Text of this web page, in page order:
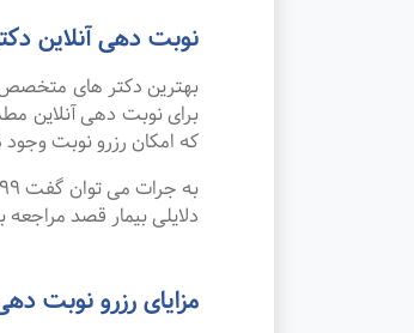
نوبت دهی آنلاین
بهترین دکتر های متخصص
برای نوبت دهی آنلاین
که امکان رزرو نوبت وجود
دلایلی بیمار قصد مراجعه
مزایای رزرو نوبت